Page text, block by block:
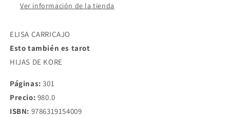
CARRICAJOCARRICAJO
Ver información de la tienda
ELISA CARRICAJO
Esto también es tarot
HIJAS DE KORE
Páginas: 301
Precio: 980.0
ISBN: 9786319154009